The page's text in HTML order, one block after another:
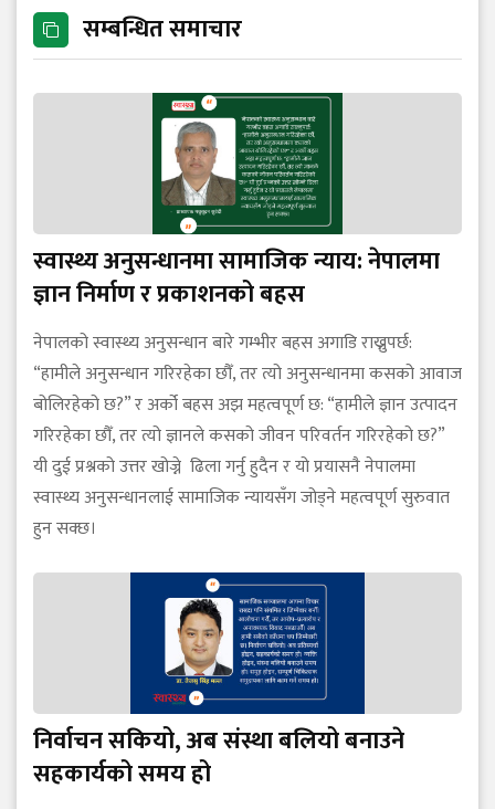
सम्बन्धित समाचार
स्वास्थ्य अनुसन्धानमा सामाजिक न्याय: नेपालमा
ज्ञान निर्माण र प्रकाशनको बहस
नेपालको स्वास्थ्य अनुसन्धान बारे गम्भीर बहस अगाडि राख्नुपर्छ:
“हामीले अनुसन्धान गरिरहेका छौँ, तर त्यो अनुसन्धानमा कसको आवाज
बोलिरहेको छ?” र अर्को बहस अझ महत्वपूर्ण छ: “हामीले ज्ञान उत्पादन
गरिरहेका छौँ, तर त्यो ज्ञानले कसको जीवन परिवर्तन गरिरहेको छ?”
यी दुई प्रश्नको उत्तर खोज्ने ढिला गर्नु हुदैन र यो प्रयासनै नेपालमा
स्वास्थ्य अनुसन्धानलाई सामाजिक न्यायसँग जोड्ने महत्वपूर्ण सुरुवात
हुन सक्छ।
निर्वाचन सकियो, अब संस्था बलियो बनाउने
सहकार्यको समय हो